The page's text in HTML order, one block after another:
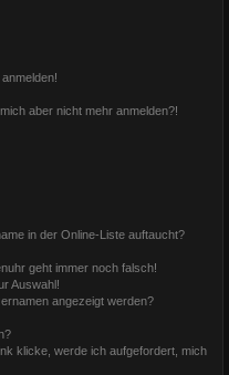
aber nicht mehr anmelden?!
in der Online-Liste auftaucht?
geht immer noch falsch!
Auswahl!
angezeigt werden?
klicke, werde ich aufgefordert, mich